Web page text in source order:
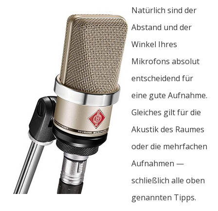
Natürlich sind der
Abstand und der
Winkel Ihres
Mikrofons absolut
entscheidend für
eine gute Aufnahme.
Gleiches gilt für die
Akustik des Raumes
oder die mehrfachen
Aufnahmen —
schließlich alle oben
genannten Tipps.